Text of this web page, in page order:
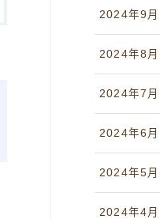
2024年9月
2024年8月
2024年7月
2024年6月
2024年5月
2024年4月